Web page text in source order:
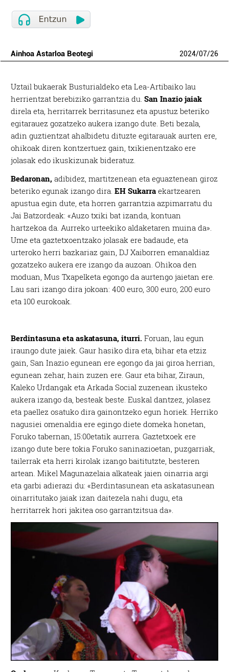
Ainhoa Astarloa Beotegi 2024/07/26
Uztail bukaerak Busturialdeko eta Lea-Artibaiko lau
herrientzat berebiziko garrantzia du.San Inazio jaiak
direla eta, herritarrek berritasunez eta apustuz beteriko
egitarauez gozatzeko aukera izango dute. Beti bezala,
adin guztientzat ahalbidetu dituzte egitarauak aurten ere,
ohikoak diren kontzertuez gain, txikienentzako ere
jolasak edo ikuskizunak bideratuz.
Bedaronan, adibidez, martitzenean eta eguaztenean giroz
beteriko egunak izango dira.EH Sukarra ekartzearen
apustua egin dute, eta horren garrantzia azpimarratu du
Jai Batzordeak: «Auzo txiki bat izanda, kontuan
hartzekoa da. Aurreko urteekiko aldaketaren muina da».
Ume eta gaztetxoentzako jolasak ere badaude, eta
urteroko herri bazkariaz gain, DJ Xaiborren emanaldiaz
gozatzeko aukera ere izango da auzoan. Ohikoa den
moduan, Mus Txapelketa egongo da aurtengo jaietan ere.
Lau sari izango dira jokoan: 400 euro, 300 euro, 200 euro
eta 100 eurokoak.
Berdintasuna eta askatasuna, iturri. Foruan, lau egun
iraungo dute jaiek. Gaur hasiko dira eta, bihar eta etziz
gain, San Inazio egunean ere egongo da jai giroa herrian,
egunean zehar, hain zuzen ere. Gaur eta bihar, Ziraun,
Kaleko Urdangak eta Arkada Social zuzenean ikusteko
aukera izango da, besteak beste. Euskal dantzez, jolasez
eta paellez osatuko dira gainontzeko egun horiek. Herriko
nagusiei omenaldia ere egingo diete domeka honetan,
Foruko tabernan, 15:00etatik aurrera. Gaztetxoek ere
izango dute bere tokia Foruko saninazioetan, puzgarriak,
tailerrak eta herri kirolak izango baititutzte, besteren
artean. Mikel Magunazelaia alkateak jaien oinarria argi
eta garbi adierazi du: «Berdintasunean eta askatasunean
oinarritutako jaiak izan daitezela nahi dugu, eta
herritarrek hori jakitea oso garrantzitsua da».